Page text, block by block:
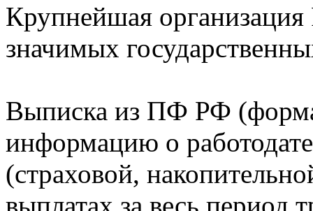
Крупнейшая
значимых
Выписка из ПФ РФ
информацию о
(страховой,
выплатах за весь период